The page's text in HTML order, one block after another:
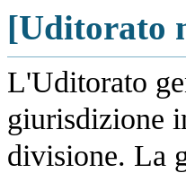
[Uditorato
L'Uditorato
giurisdizione
divisione. La